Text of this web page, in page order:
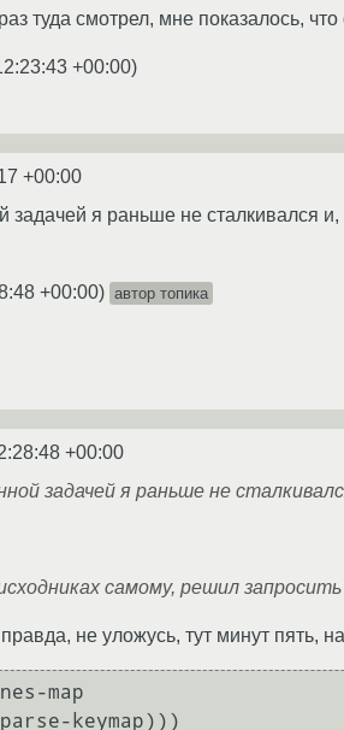
туда смотрел, мне показалось,
+00:00)
+00:00
задачей я раньше не сталкивался
+00:00) автор топика
+00:00
задачей я раньше не
самому, решил
не уложусь, тут минут пять,
map